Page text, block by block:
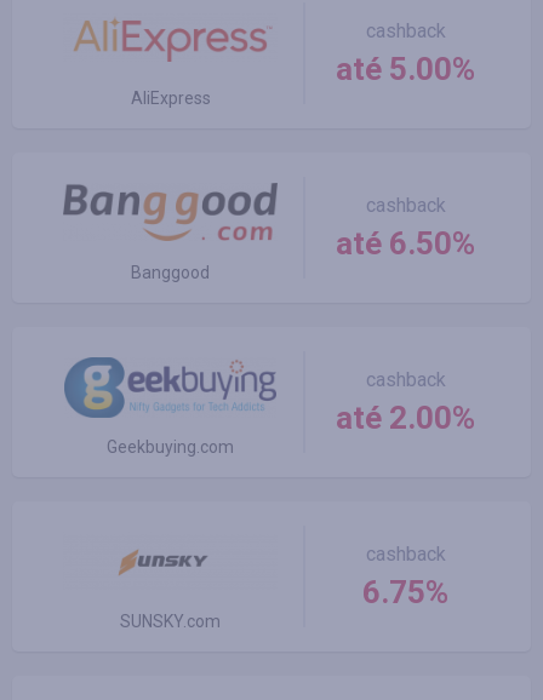
AliExpress
cashback
até 5.00%
Banggood
cashback
até 6.50%
Geekbuying.com
cashback
até 2.00%
SUNSKY.com
cashback
6.75%